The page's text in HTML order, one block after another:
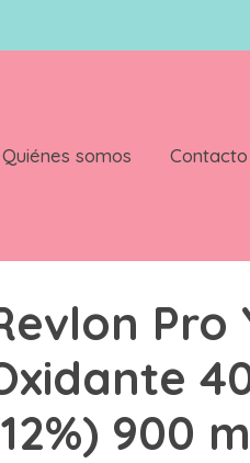
Quiénes somos Contacto
Pro
900